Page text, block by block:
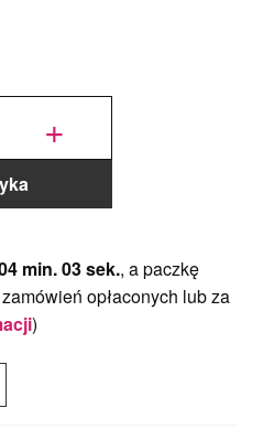
+
min. 03 sek., a paczkę
opłaconych lub za
)